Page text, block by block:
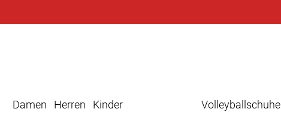
Damen Herren Kinder Volleyballschuhe